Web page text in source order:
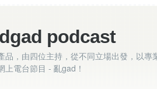
podcast
品，由四位主持，從不同立場出發，以專
上電台節目 - 亂gad！